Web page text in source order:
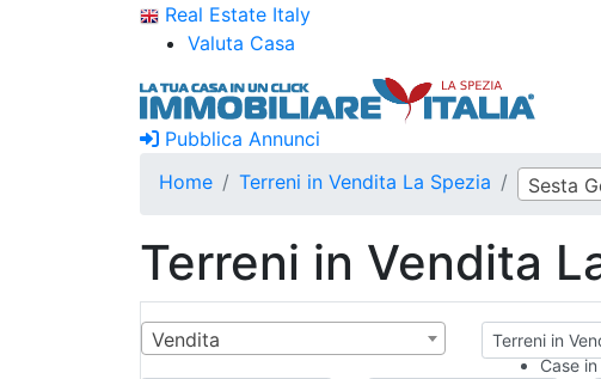
Real Estate Italy
Valuta Casa
Pubblica Annunci
Home
Terreni in Vendita La Spezia Sesta
Terreni in Vendita
Vendita
Terreni in
Case